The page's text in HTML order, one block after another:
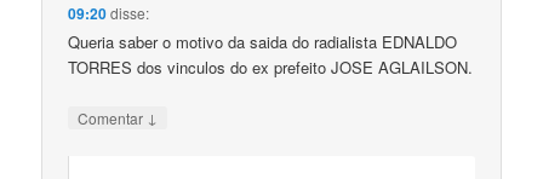
09:20disse:
Queria saber o motivo da saida do radialista EDNALDO
TORRES dos vinculos do ex prefeito JOSE AGLAILSON.
Comentar ↓